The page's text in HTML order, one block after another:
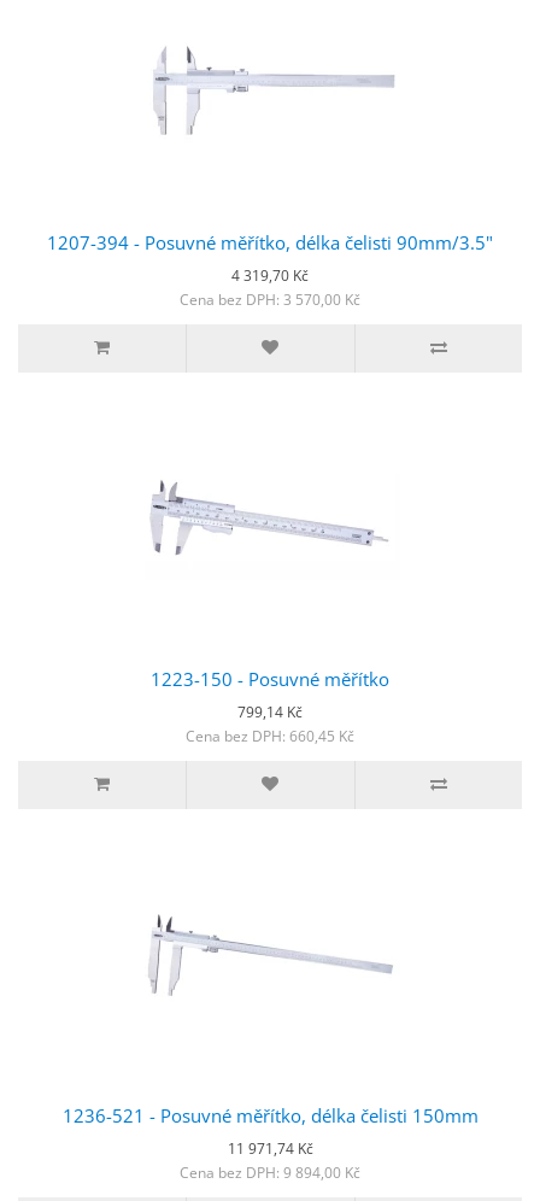
1207-394 - Posuvné měřítko, délka čelisti 90mm/3.5"
4 319,70 Kč
Cena bez DPH: 3 570,00 Kč
1223-150 - Posuvné měřítko
799,14 Kč
Cena bez DPH: 660,45 Kč
1236-521 - Posuvné měřítko, délka čelisti 150mm
11 971,74 Kč
Cena bez DPH: 9 894,00 Kč